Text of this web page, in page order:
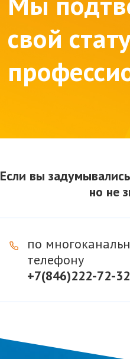
свой
Если вы
но не
по
телефону
+7(846)222-72-32